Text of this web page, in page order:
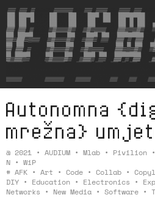
Format ©
Autonomna
mrežna}
@ 2021 • AUDIUM • Mlab • Pivilion •
N • WiP
# AFK • Art • Code • Collab •
DIY • Education • Electronics •
Networks • New Media • Software •